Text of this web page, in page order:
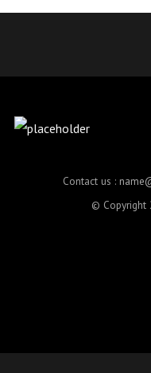
Contact us :
© Copyright